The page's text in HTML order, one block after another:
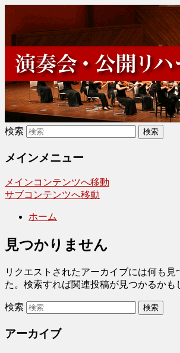
演奏会・リハーサ
検索
メインメニュー
メインコンテンツへ移動
サブコンテンツへ移動
ホーム
見つかりません
リクエストされたアーカイブには何も見
た。検索すれば関連投稿が見つかるかも
検索
アーカイブ